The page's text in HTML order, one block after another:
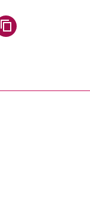
teilen
über Facebook